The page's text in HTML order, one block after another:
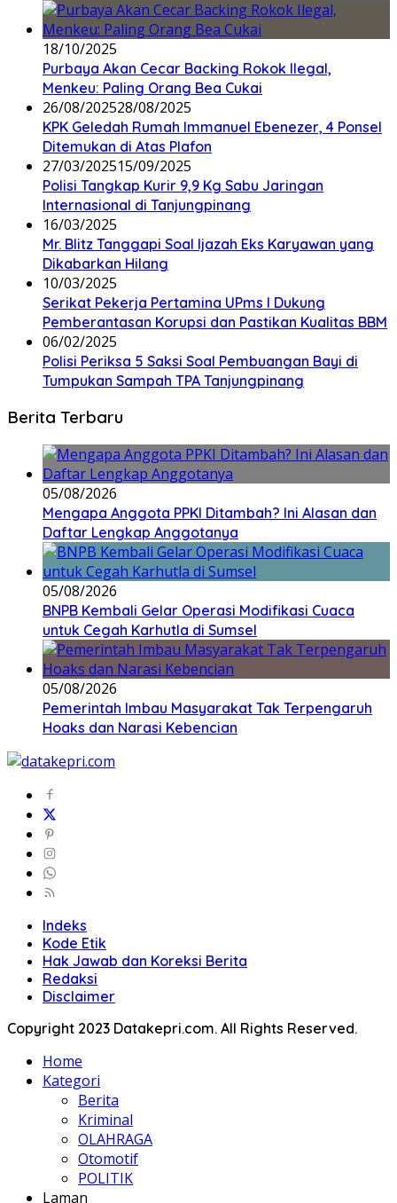
18/10/2025
Purbaya Akan Cecar Backing Rokok Ilegal,
Menkeu: Paling Orang Bea Cukai
26/08/202528/08/2025
KPK Geledah Rumah Immanuel Ebenezer, 4 Ponsel
Ditemukan di Atas Plafon
27/03/202515/09/2025
Polisi Tangkap Kurir 9,9 Kg Sabu Jaringan
Internasional di Tanjungpinang
16/03/2025
Mr. Blitz Tanggapi Soal Ijazah Eks Karyawan yang
Dikabarkan Hilang
10/03/2025
Serikat Pekerja Pertamina UPms I Dukung
Pemberantasan Korupsi dan Pastikan Kualitas BBM
06/02/2025
Polisi Periksa 5 Saksi Soal Pembuangan Bayi di
Tumpukan Sampah TPA Tanjungpinang
Berita Terbaru
05/08/2026
Mengapa Anggota PPKI Ditambah? Ini Alasan dan
Daftar Lengkap Anggotanya
05/08/2026
BNPB Kembali Gelar Operasi Modifikasi Cuaca
untuk Cegah Karhutla di Sumsel
05/08/2026
Pemerintah Imbau Masyarakat Tak Terpengaruh
Hoaks dan Narasi Kebencian
Indeks
Kode Etik
Hak Jawab dan Koreksi Berita
Redaksi
Disclaimer
Copyright 2023 Datakepri.com. All Rights Reserved.
Home
Kategori
Berita
Kriminal
OLAHRAGA
Otomotif
POLITIK
Laman